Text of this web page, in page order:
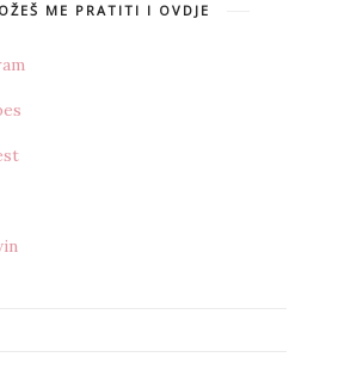
ME PRATITI I OVDJE